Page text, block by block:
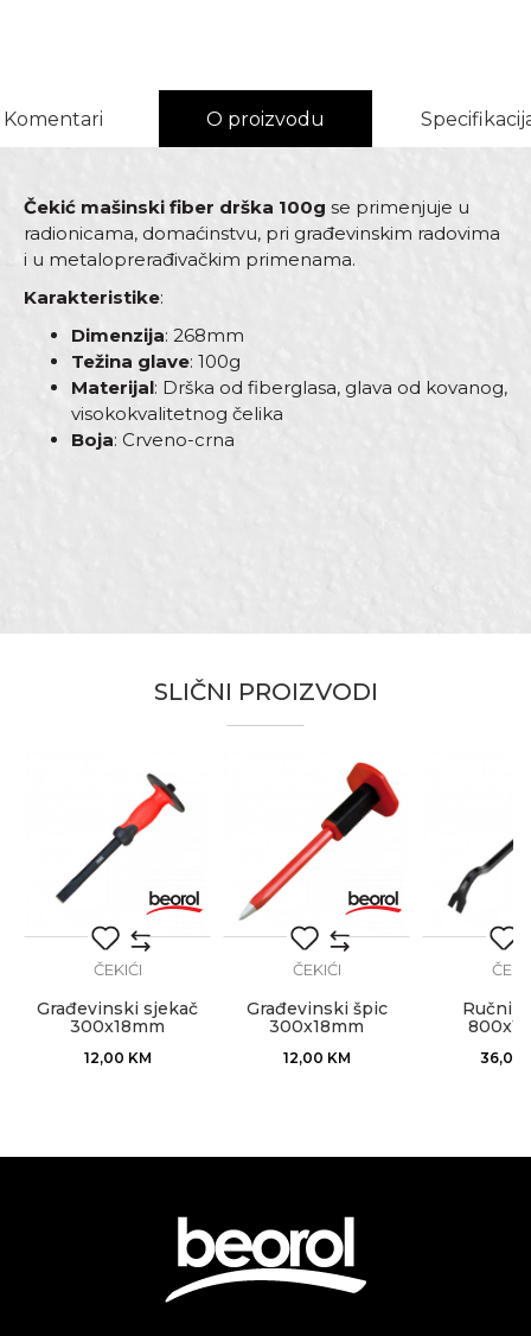
Komentari O proizvodu
Čekić mašinski fiber drška 100g se primenjuje u
radionicama, domaćinstvu, pri građevinskim radovima
i u metaloprerađivačkim primenama.
Karakteristike:
Dimenzija: 268mm
Težina glave: 100g
Materijal: Drška od fiberglasa, glava od kovanog,
visokokvalitetnog čelika
Boja: Crveno-crna
Ugljenični čelik
Zanat
Armirači, Baštovani, Bravari,
Električari, Fasaderi, Gipsari,
Izolateri, Kamenoresci, Keramičari,
Mehaničari, Moleri i farbari,
Monteri, Parketari, Stolari,
Tapetari, Tesari, Varioci,
Vodoinstalateri, Zidari
POŠALJI
SLIČNI PROIZVODI
ČEKIĆI
Građevinski sjekač
300x18mm
12,00 KM
ČEKIĆI
Građevinski špic
300x18mm
12,00 KM
Ručni
36,00